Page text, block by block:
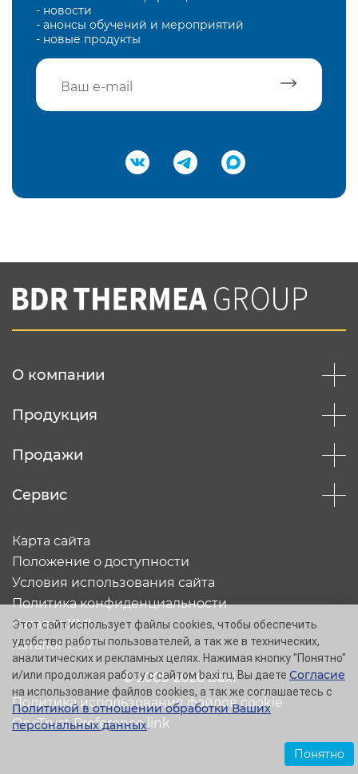
- новости
- анонсы обучений и мероприятий
- новые продукты
Подтвердить e-mail
Вы соглашаетесь с нашей политикой
конфеденциальности
О компании
Продукция
Продажи
Сервис
© 2005-2026 Baxi
Карта сайта
Положение о доступности
Условия использования сайта
Политика конфиденциальности
Каталог XML
Каталог CSV
Политика использования файлов cookie
OneTrust Preference link
Этот сайт использует файлы cookies, чтобы обеспечить
удобство работы пользователей, а так же в технических,
аналитических и рекламных целях. Нажимая кнопку "Понятно"
и/или продолжая работу с сайтом baxi.ru, Вы даете Согласие
на использование файлов cookies, а так же соглашаетесь с
Политикой в отношении обработки Ваших
персональных данных.
Понятно